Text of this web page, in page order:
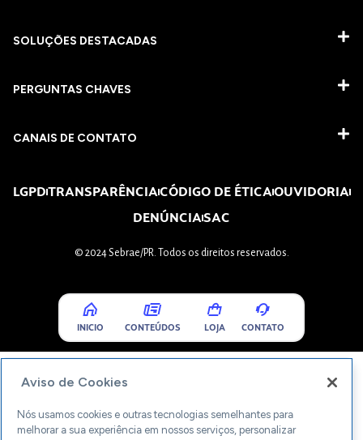
SOLUÇÕES DESTACADAS
PERGUNTAS CHAVES​
CANAIS DE CONTATO
LGPDTRANSPARÊNCIACÓDIGO DE ÉTICAOUVIDORIA
DENÚNCIASAC
© 2024 Sebrae/PR. Todos os direitos reservados.
INICIO CONTEÚDOS LOJA CONTATO
Aviso de Cookies
Nós usamos cookies e outras tecnologias semelhantes para
melhorar a sua experiência em nossos serviços, personalizar